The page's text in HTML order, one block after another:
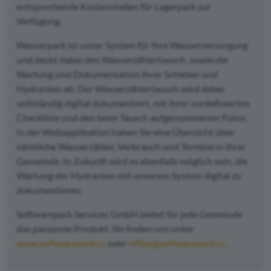
entsprechende Kostenstellen für Lagerpark zur
Verfügung.
Wasserpark ist unser System für Ihre Wasserversorgung
und deckt dabei den Wasserzählertausch, sowie die
Wartung und Dokumentation Ihrer Schieber und
Hydranten ab. Der Wasserzählertausch wird dabei
vollständig digital dokumentiert, mit ihrer vordefinierten
Checkliste und den beim Tausch aufgenommenen Fotos.
In der Webapplikation haben Sie eine Übersicht über
sämtliche Wasserzähler, Verbrauch und Termine in Ihrer
Gemeinde. In Zukunft wird es ebenfalls möglich sein, die
Wartung der Hydranten mit unserem System digital zu
dokumentieren.
Softwarepark Services GmbH bietet für jede Gemeinde
das passende Produkt. Sie finden uns unter
www.softwarepark.cc
oder office@softwarepark.cc